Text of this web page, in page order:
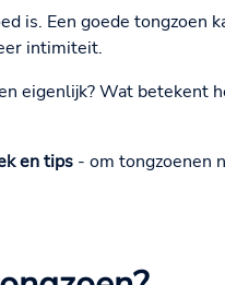
is. Een goede tongzoen
intimiteit.
eigenlijk? Wat betekent
en tips- om tongzoenen